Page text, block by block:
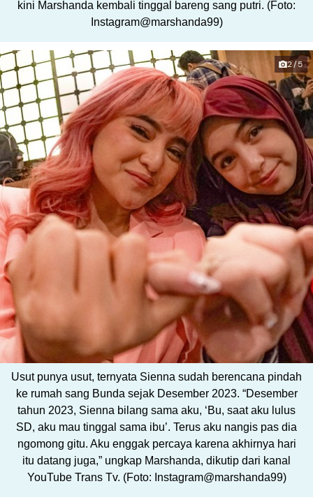
kini Marshanda kembali tinggal bareng sang putri. (Foto:
Instagram@marshanda99)
2/5
Usut punya usut, ternyata Sienna sudah berencana pindah
ke rumah sang Bunda sejak Desember 2023. “Desember
tahun 2023, Sienna bilang sama aku, ‘Bu, saat aku lulus
SD, aku mau tinggal sama ibu’. Terus aku nangis pas dia
ngomong gitu. Aku enggak percaya karena akhirnya hari
itu datang juga,” ungkap Marshanda, dikutip dari kanal
YouTube Trans Tv. (Foto: Instagram@marshanda99)